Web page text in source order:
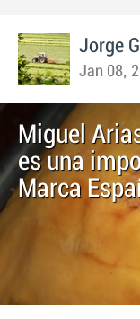
Jorge
Jan 08,
Miguel
es una
Marca